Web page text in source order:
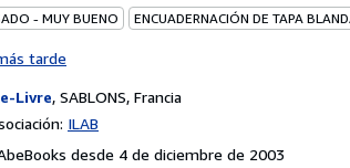
- MUY BUENO ENCUADERNACIÓN DE TAPA
tarde
Livre, SABLONS, Francia
ILAB
desde 4 de diciembre de 2003